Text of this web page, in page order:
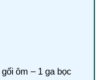
ôm – 1 ga bọc